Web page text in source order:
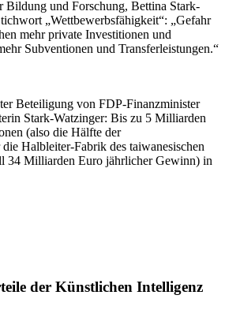
Bildung und Forschung, Bettina Stark-
„Wettbewerbsfähigkeit“: „Gefahr
mehr private Investitionen und
Subventionen und Transferleistungen.“
Beteiligung von FDP-Finanzminister
Stark-Watzinger: Bis zu 5 Milliarden
(also die Hälfte der
Halbleiter-Fabrik des taiwanesischen
34 Milliarden Euro jährlicher Gewinn) in
der Künstlichen Intelligenz